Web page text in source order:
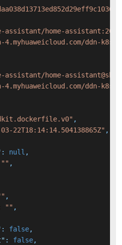
assistant/home-
4.myhuaweicloud.com/ddn-
home-
ddn-k8s/
,
22T18:14:14.504138865Z" ,
: null ,
"" ,
,
"" ,
: false,
: false,